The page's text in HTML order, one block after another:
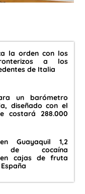
la orden con los
a los
de Italia
un barómetro
diseñado con el
costará 288.000
Guayaquil 1,2
de cocaína
cajas de fruta